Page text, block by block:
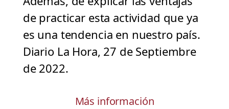
de practicar esta actividad que ya
es una tendencia en nuestro país.
Diario La Hora, 27 de Septiembre
de 2022.
Más información